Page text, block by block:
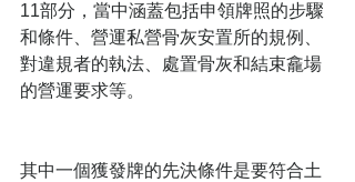
11部分，當中涵蓋包括申領牌照的步驟
和條件、營運私營骨灰安置所的規例、
對違規者的執法、處置骨灰和結束龕場
的營運要求等。
其中一個獲發牌的先決條件是要符合土